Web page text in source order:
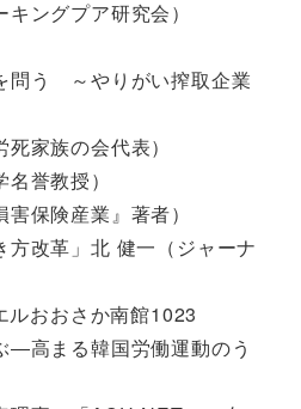
ングプア研究会）
問う ～やりがい搾取企業
家族の会代表）
誉教授）
保険産業』著者）
方改革」北 健一（ジャーナ
おおさか南館1023
―高まる韓国労働運動のう